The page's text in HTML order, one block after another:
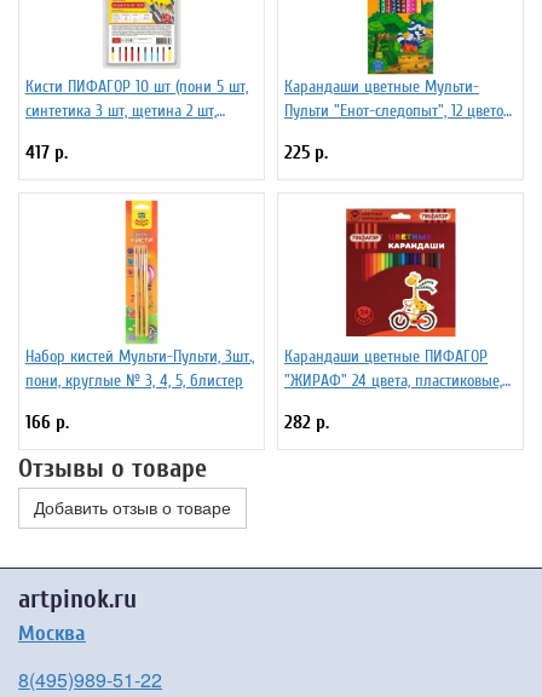
Кисти ПИФАГОР 10 шт (пони 5 шт,
синтетика 3 шт, щетина 2 шт,
417 р.
Карандаши цветные Мульти-
Пульти "Енот-следопыт", 12 цветов,
картон
225 р.
Набор кистей Мульти-Пульти, 3шт.,
пони, круглые № 3, 4, 5, блистер
166 р.
Карандаши цветные ПИФАГОР
"ЖИРАФ" 24 цвета, пластиковые,
282 р.
Отзывы о товаре
Добавить отзыв о товаре
artpinok.ru
Москва
8(495)989-51-22